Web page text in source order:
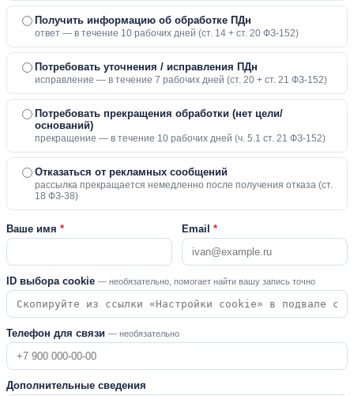
Получить информацию об обработке ПДн
ответ — в течение 10 рабочих дней (ст. 14 + ст. 20 ФЗ-152)
Потребовать уточнения / исправления ПДн
исправление — в течение 7 рабочих дней (ст. 20 + ст. 21 ФЗ-152)
Потребовать прекращения обработки (нет цели/
оснований)
прекращение — в течение 10 рабочих дней (ч. 5.1 ст. 21 ФЗ-152)
Отказаться от рекламных сообщений
рассылка прекращается немедленно после получения отказа (ст.
18 ФЗ-38)
Ваше имя * Email *
ID выбора cookie — необязательно, помогает найти вашу запись точно
Телефон для связи — необязательно
Дополнительные сведения